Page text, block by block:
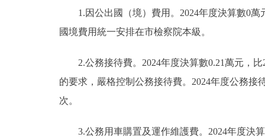
1.因公出國（境）費用。2024年度決算數0
國境費用統一安排在市檢察院本級。
2.公務接待費。2024年度決算數0.21萬元，
的要求，嚴格控制公務接待費。2024年度公務
次。
3.公務用車購置及運作維護費。2024年度決